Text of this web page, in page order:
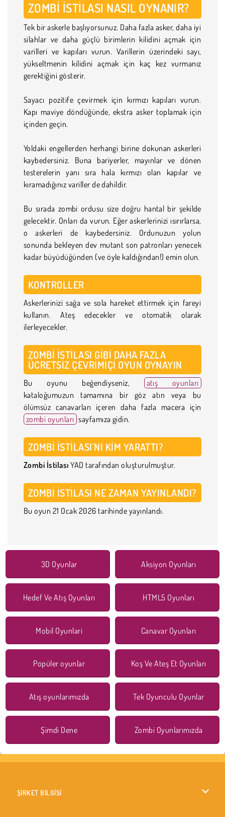
ZOMBI İSTILASI NASIL OYNANIR?
Tek bir askerle başlıyorsunuz. Daha fazla asker, daha iyi
silahlar ve daha güçlü birimlerin kilidini açmak için
varilleri ve kapıları vurun. Varillerin üzerindeki sayı,
yükseltmenin kilidini açmak için kaç kez vurmanız
gerektiğini gösterir.
Sayacı pozitife çevirmek için kırmızı kapıları vurun.
Kapı maviye döndüğünde, ekstra asker toplamak için
içinden geçin.
Yoldaki engellerden herhangi birine dokunan askerleri
kaybedersiniz. Buna bariyerler, mayınlar ve dönen
testerelerin yanı sıra hala kırmızı olan kapılar ve
kıramadığınız variller de dahildir.
Bu sırada zombi ordusu size doğru hantal bir şekilde
gelecektir. Onları da vurun. Eğer askerlerinizi ısırırlarsa,
o askerleri de kaybedersiniz. Ordunuzun yolun
sonunda bekleyen dev mutant son patronları yenecek
kadar büyüdüğünden (ve öyle kaldığından!) emin olun.
KONTROLLER
Askerlerinizi sağa ve sola hareket ettirmek için fareyi
kullanın. Ateş edecekler ve otomatik olarak
ilerleyecekler.
ZOMBI İSTILASI GIBI DAHA FAZLA
ÜCRETSIZ ÇEVRIMIÇI OYUN OYNAYIN
Bu oyunu beğendiyseniz,
atış oyunları
kataloğumuzun tamamına bir göz atın veya bu
ölümsüz canavarları içeren daha fazla macera için
zombi oyunları sayfamıza gidin.
ZOMBI İSTILASI'NI KIM YARATTI?
Zombi İstilası YAD tarafından oluşturulmuştur.
ZOMBI İSTILASI NE ZAMAN YAYINLANDI?
Bu oyun 21 Ocak 2026 tarihinde yayınlandı.
3D Oyunlar Aksiyon Oyunları
Hedef Ve Atış Oyunları HTML5 Oyunları
Mobil Oyunlari Canavar Oyunları
Popüler oyunlar Koş Ve Ateş Et Oyunları
Atış oyunlarımızda Tek Oyunculu Oyunlar
Şimdi Dene Zombi Oyunlarımızda
ŞİRKET BİLGİSİ